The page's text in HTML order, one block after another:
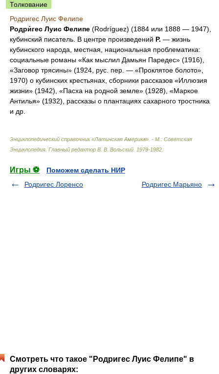
Толкование
Родригес Луис Фелипе
Родри́гес Луис Фелипе (Rodríguez) (1884 или 1888 — 1947),
кубинский писатель. В центре произведений Р. — жизнь
кубинского народа, местная, национальная проблематика:
социальные романы «Как мыслил Дамьян Паредес» (1916),
«Заговор трясины» (1924, рус. пер. — «Проклятое болото»,
1970) о кубинских крестьянах, сборники рассказов «Иллюзия
жизни» (1942), «Пасха на родной земле» (1928), «Маркое
Антилья» (1932), рассказы о плантациях сахарного тростника
и др.
Энциклопедический справочник «Латинская Америка». - М.: Советская
Энциклопедия Главный редактор В. В. Вольский 1979-1982
Игры ⚽
Поможем сделать НИР
Родригес Лоренсо
Родригес Марьяно
Смотреть что такое "Родригес Луис Фелипе" в
других словарях: